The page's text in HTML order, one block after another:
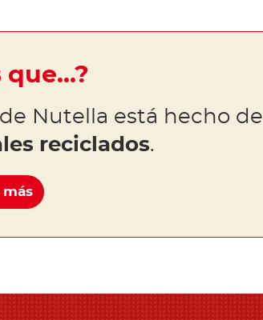
que…?
Nutella está hecho de
reciclados.
más